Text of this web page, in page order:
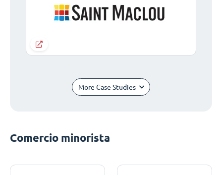
More Case Studies
Comercio minorista